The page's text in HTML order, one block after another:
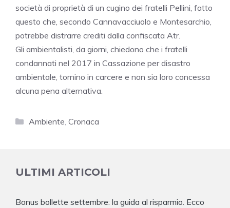
società di proprietà di un cugino dei fratelli Pellini, fatto
questo che, secondo Cannavacciuolo e Montesarchio,
potrebbe distrarre crediti dalla confiscata Atr.
Gli ambientalisti, da giorni, chiedono che i fratelli
condannati nel 2017 in Cassazione per disastro
ambientale, tornino in carcere e non sia loro concessa
alcuna pena alternativa.
Categorie
Ambiente, Cronaca
ULTIMI ARTICOLI
Bonus bollette settembre: la guida al risparmio. Ecco